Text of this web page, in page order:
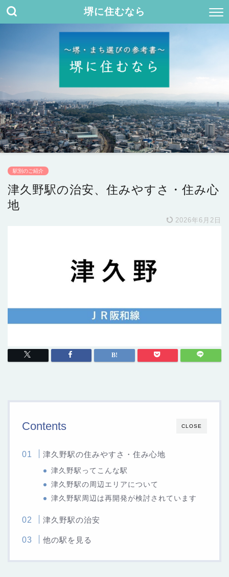
堺に住むなら
駅別のご紹介
津久野駅の治安、住みやすさ・住み心
地
2026年6月2日
CLOSE
Contents
津久野駅の住みやすさ・住み心地
津久野駅ってこんな駅
津久野駅の周辺エリアについて
津久野駅周辺は再開発が検討されています
津久野駅の治安
他の駅を見る